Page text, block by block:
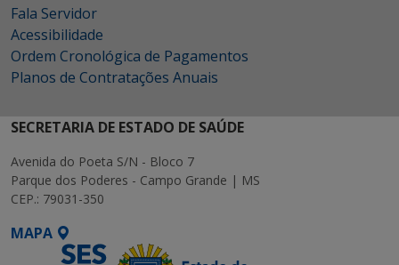
Fala Servidor
Acessibilidade
Ordem Cronológica de Pagamentos
Planos de Contratações Anuais
SECRETARIA DE ESTADO DE SAÚDE
Avenida do Poeta S/N - Bloco 7
Parque dos Poderes - Campo Grande | MS
CEP.: 79031-350
MAPA